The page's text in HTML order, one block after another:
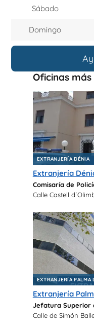
Sábado
Domingo
Oficinas
EXTRANJERÍA DÉNIA
Extranjería
Comisaría de
Calle Castell
EXTRANJERÍA PALMA
Extranjería
Jefatura Superior
Calle de Simón